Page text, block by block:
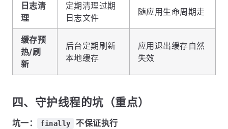
日志清
理
定期清理过期
日志文件
随应用生命周期走
缓存预
热/刷
新
后台定期刷新
本地缓存
应用退出缓存自然
失效
四、守护线程的坑（重点）
坑一： finally 不保证执行